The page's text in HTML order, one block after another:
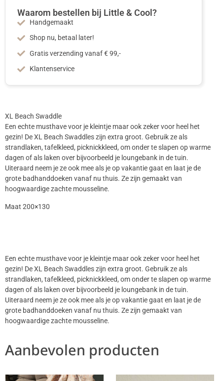
Waarom bestellen bij Little & Cool?
Handgemaakt
Shop nu, betaal later!
Gratis verzending vanaf € 99,-
Klantenservice
XL Beach Swaddle
Een echte musthave voor je kleintje maar ook zeker voor heel het
gezin! De XL Beach Swaddles zijn extra groot. Gebruik ze als
strandlaken, tafelkleed, picknickkleed, om onder te slapen op warme
dagen of als laken over bijvoorbeeld je loungebank in de tuin.
Uiteraard neem je ze ook mee als je op vakantie gaat en laat je de
grote badhanddoeken vanaf nu thuis. Ze zijn gemaakt van
hoogwaardige zachte mousseline.
Maat 200×130
Een echte musthave voor je kleintje maar ook zeker voor heel het
gezin! De XL Beach Swaddles zijn extra groot. Gebruik ze als
strandlaken, tafelkleed, picknickkleed, om onder te slapen op warme
dagen of als laken over bijvoorbeeld je loungebank in de tuin.
Uiteraard neem je ze ook mee als je op vakantie gaat en laat je de
grote badhanddoeken vanaf nu thuis. Ze zijn gemaakt van
hoogwaardige zachte mousseline.
Aanbevolen producten